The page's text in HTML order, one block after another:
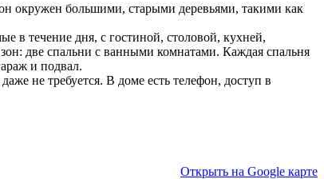
окружен большими, старыми деревьями, такими как
в течение дня, с гостиной, столовой, кухней,
две спальни с ванными комнатами. Каждая спальня
и подвал.
не требуется. В доме есть телефон, доступ в
Открыть на Google карте